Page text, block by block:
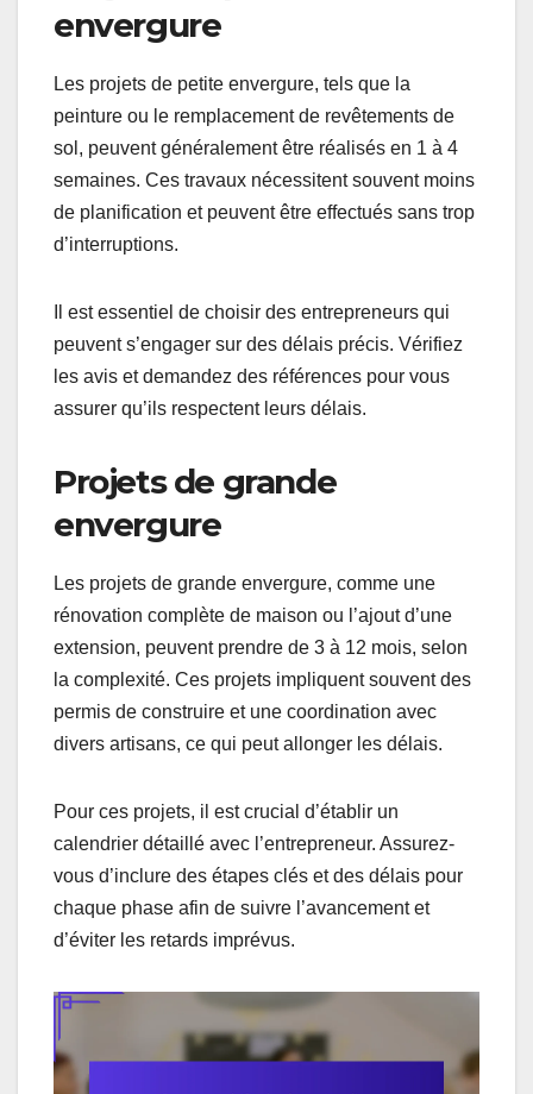
envergure
Les projets de petite envergure, tels que la
peinture ou le remplacement de revêtements de
sol, peuvent généralement être réalisés en 1 à 4
semaines. Ces travaux nécessitent souvent moins
de planification et peuvent être effectués sans trop
d’interruptions.
Il est essentiel de choisir des entrepreneurs qui
peuvent s’engager sur des délais précis. Vérifiez
les avis et demandez des références pour vous
assurer qu’ils respectent leurs délais.
Projets de grande
envergure
Les projets de grande envergure, comme une
rénovation complète de maison ou l’ajout d’une
extension, peuvent prendre de 3 à 12 mois, selon
la complexité. Ces projets impliquent souvent des
permis de construire et une coordination avec
divers artisans, ce qui peut allonger les délais.
Pour ces projets, il est crucial d’établir un
calendrier détaillé avec l’entrepreneur. Assurez-
vous d’inclure des étapes clés et des délais pour
chaque phase afin de suivre l’avancement et
d’éviter les retards imprévus.